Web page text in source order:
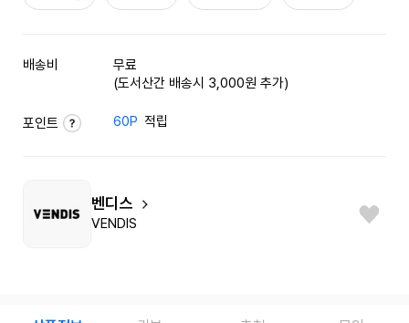
배송비
무료
(도서산간 배송시 3,000원 추가)
포인트 60P 적립
벤디스
VENDIS